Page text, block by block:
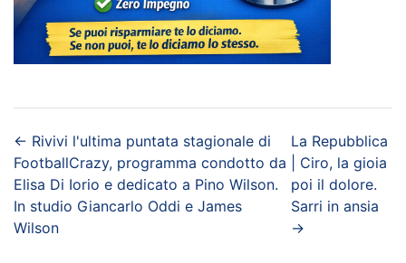
← Rivivi l'ultima puntata stagionale di
FootballCrazy, programma condotto da
Elisa Di Iorio e dedicato a Pino Wilson.
In studio Giancarlo Oddi e James
Wilson
La Repubblica
| Ciro, la gioia
poi il dolore.
Sarri in ansia
→